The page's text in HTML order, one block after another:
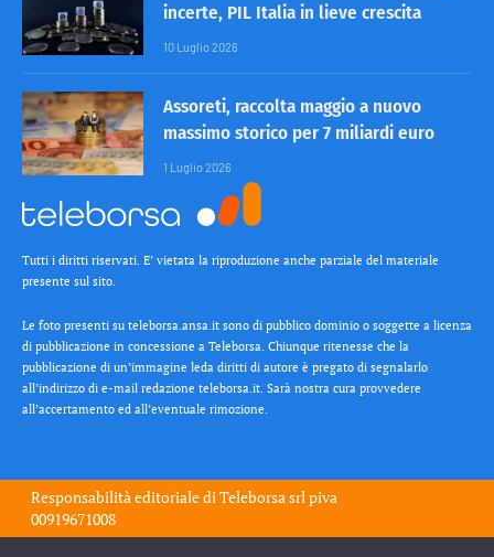
incerte, PIL Italia in lieve crescita
10 Luglio 2026
Assoreti, raccolta maggio a nuovo
massimo storico per 7 miliardi euro
1 Luglio 2026
Tutti i diritti riservati. E’ vietata la riproduzione anche parziale del materiale
presente sul sito.
Le foto presenti su teleborsa.ansa.it sono di pubblico dominio o soggette a licenza
di pubblicazione in concessione a Teleborsa. Chiunque ritenesse che la
pubblicazione di un’immagine leda diritti di autore è pregato di segnalarlo
all’indirizzo di e-mail redazione teleborsa.it. Sarà nostra cura provvedere
all’accertamento ed all’eventuale rimozione.
Responsabilità editoriale diTeleborsa srlpiva
00919671008